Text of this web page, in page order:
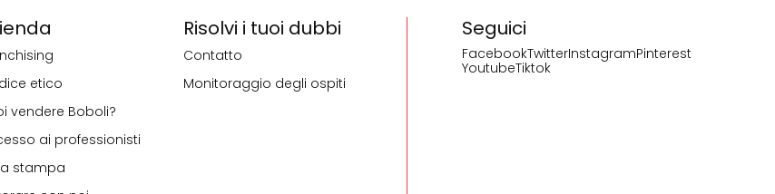
Seguici
FacebookTwitterInstagramPinterest
YoutubeTiktok
etico
vendere Boboli?
ai professionisti
stampa
Risolvi i tuoi dubbi
Contatto
Monitoraggio degli ospiti